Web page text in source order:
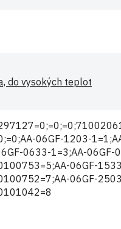
do vysokých teplot
06GF-1203-
0633-1=3;AA-06GF-
06GF-
06GF-